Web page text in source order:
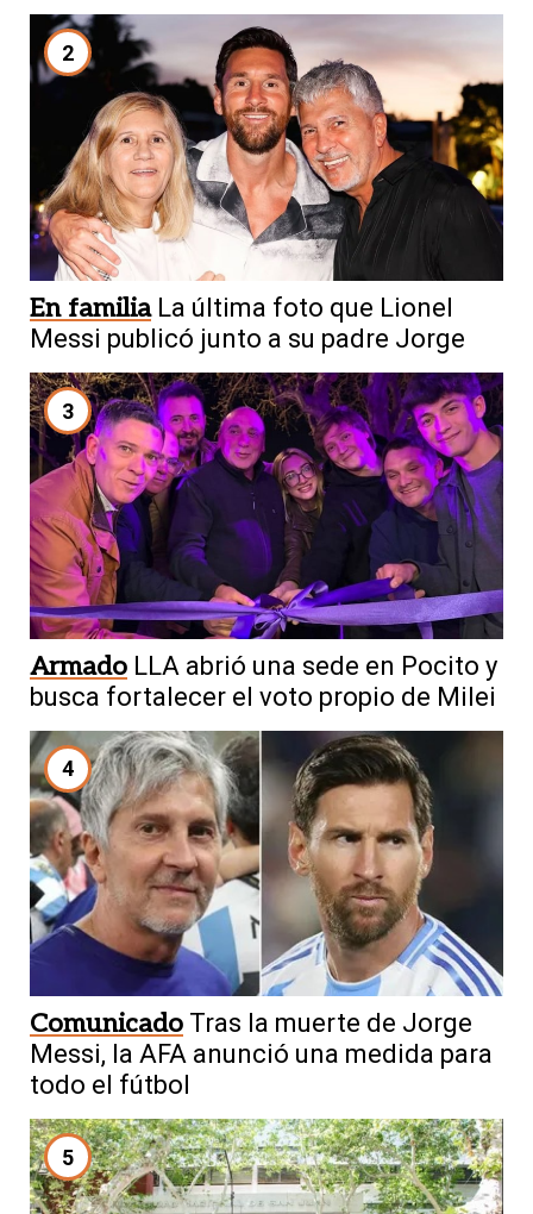
2
En familia La última foto que Lionel
Messi publicó junto a su padre Jorge
3
Armado LLA abrió una sede en Pocito y
busca fortalecer el voto propio de Milei
4
Comunicado Tras la muerte de Jorge
Messi, la AFA anunció una medida para
todo el fútbol
5